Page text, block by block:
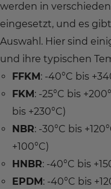
werden in
eingesetzt, und es
Auswahl. Hier sind
und ihre typischen
FFKM: -40°C bis
FKM: -25°C bis
bis +230°C)
NBR: -30°C bis
+100°C)
HNBR: -40°C bis
EPDM: -40°C bis